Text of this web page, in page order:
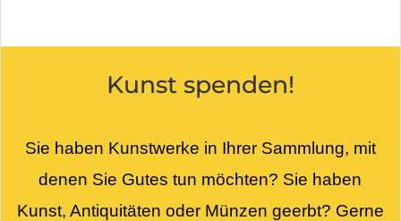
Kunst spenden!
Sie haben Kunstwerke in Ihrer Sammlung, mit
denen Sie Gutes tun möchten? Sie haben
Kunst, Antiquitäten oder Münzen geerbt? Gerne